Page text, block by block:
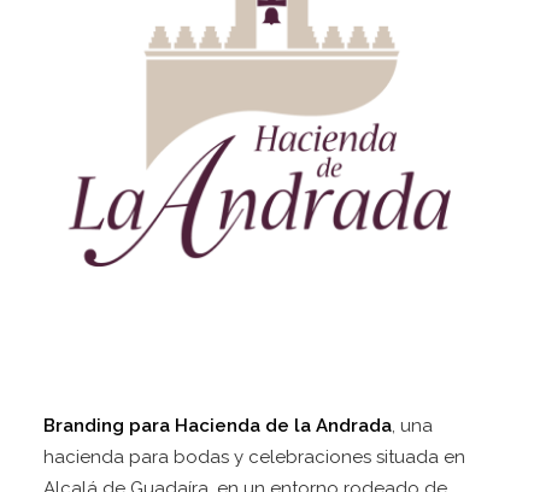
Branding para Hacienda de la Andrada, una
hacienda para bodas y celebraciones situada en